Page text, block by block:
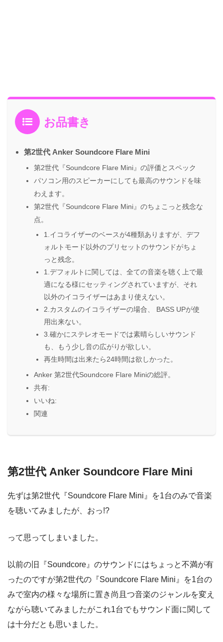
お品書き
第2世代 Anker Soundcore Flare Mini
第2世代『Soundcore Flare Mini』の評価とスペック
パソコン用のスピーカーにしても最高のサウンドを味
わえます。
第2世代『Soundcore Flare Mini』のちょこっと残念な
点。
1.イコライザーのベースが4種類ありますが、デフ
ォルトモード以外のプリセットのサウンドがちょ
っと残念。
1.デフォルトに関しては、全ての音楽を聴く上で最
適になる様にセッティングされていますが、それ
以外のイコライザーはあまり使えない。
2.カスタムのイコライザーの場合、 BASS UPが使
用出来ない。
3.確かにステレオモードでは素晴らしいサウンド
も、もう少し音の広がりが欲しい。
再生時間は出来たら24時間は欲しかった。
Anker 第2世代Soundcore Flare Miniの総評。
共有:
いいね:
関連
第2世代 Anker Soundcore Flare Mini
先ずは第2世代『Soundcore Flare Mini』を1台のみで音楽
を聴いてみましたが、おっ!?
って思ってしまいました。
以前の旧『Soundcore』のサウンドにはちょっと不満が有
ったのですが第2世代の『Soundcore Flare Mini』を1台の
みで室内の様々な場所に置き尚且つ音楽のジャンルを変え
ながら聴いてみましたがこれ1台でもサウンド面に関して
は十分だとも思いました。